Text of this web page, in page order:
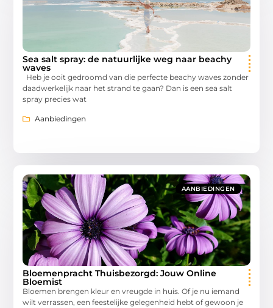
Sea salt spray: de natuurlijke weg naar beachy
waves
Heb je ooit gedroomd van die perfecte beachy waves zonder
daadwerkelijk naar het strand te gaan? Dan is een sea salt
spray precies wat
Aanbiedingen
AANBIEDINGEN
Bloemenpracht Thuisbezorgd: Jouw Online
Bloemist
Bloemen brengen kleur en vreugde in huis. Of je nu iemand
wilt verrassen, een feestelijke gelegenheid hebt of gewoon je